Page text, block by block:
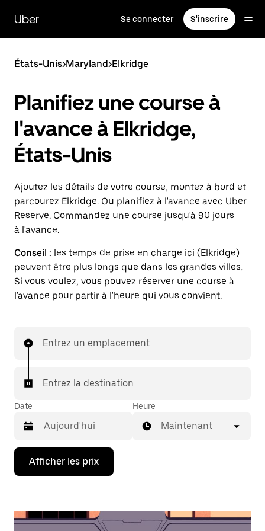
contenu
principal
Uber Se connecter S'inscrire
États-Unis>Maryland>Elkridge
Planifiez une course à
l'avance à Elkridge,
États-Unis
Ajoutez les détails de votre course, montez à bord et
parcourez Elkridge. Ou planifiez à l'avance avec Uber
Reserve. Commandez une course jusqu'à 90 jours
à l'avance.
Conseil : les temps de prise en charge ici (Elkridge)
peuvent être plus longs que dans les grandes villes.
Si vous voulez, vous pouvez réserver une course à
l'avance pour partir à l'heure qui vous convient.
Entrez un emplacement
Entrez la destination
Date
Appuyez
la
bas
Heure
Maintenant
Afficher les prix